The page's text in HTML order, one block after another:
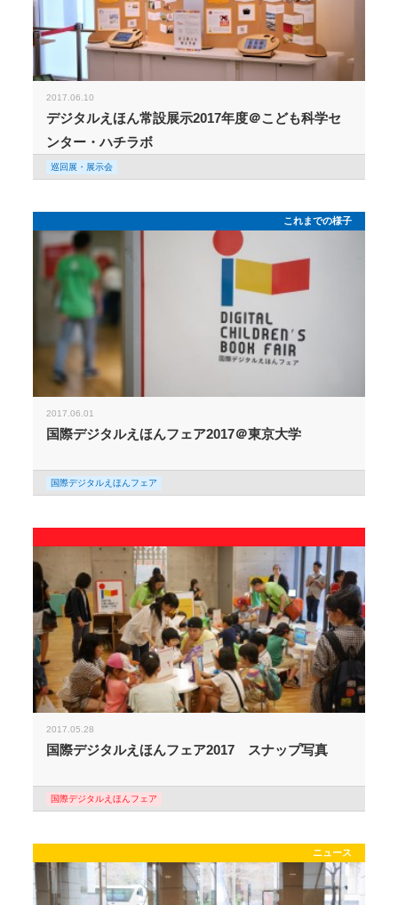
2017.06.10
デジタルえほん常設展示2017年度＠こども科学セ
ンター・ハチラボ
巡回展・展示会
これまでの様子
2017.06.01
国際デジタルえほんフェア2017＠東京大学
国際デジタルえほんフェア
2017.05.28
国際デジタルえほんフェア2017 スナップ写真
国際デジタルえほんフェア
ニュース